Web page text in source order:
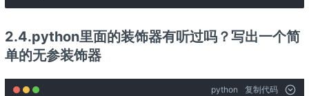
2.4.python里面的装饰器有听过吗？写出一个简
单的无参装饰器
python 复制代码